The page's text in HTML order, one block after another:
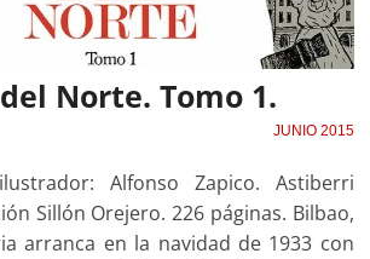
Norte. Tomo 1.
JUNIO 2015
Alfonso Zapico. Astiberri
Sillón Orejero. 226 páginas. Bilbao,
arranca en la navidad de 1933 con